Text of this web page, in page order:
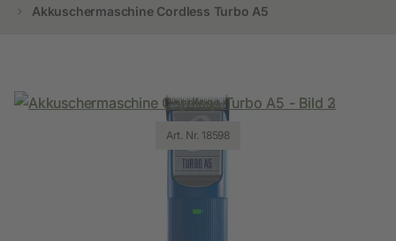
Akkuschermaschine Cordless Turbo A5
Art. Nr. 18598
Art. Nr. 18598